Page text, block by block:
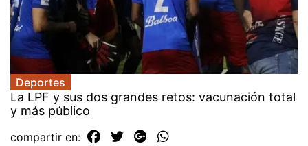
Deportes
La LPF y sus dos grandes retos: vacunación total
y más público
compartir en: